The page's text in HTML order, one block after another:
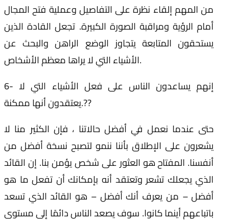
من المهم إلقاء نظرة على التفاصيل وعملية فتح المجال
أمام الرؤية ومراقبة الصورة الكبيرة. تجعل القادة الذين
يستحقون المتابعة يتجاوز الوضع الراهن والبحث عن
الأشياء التي لا يراها معظم الأشخاص.
6- إنهم يساعدون الناس على فعل الأشياء التي لا
يعتقدون أنها ممكنة.?‍?
حتى عندما نعمل في أفضل حالاتنا ، فإن الكثير منا لا
يشعرون على الإطلاق بأننا ننمو لتصبح نسخة أفضل من
أنفسنا. المفتاح هو العثور على شخص يؤمن بنا. إن القائد
الذي يجعلك تشعر وتعتقد أنه بإمكانك أن تفعل ما هو
أفضل – من يعرف أنك أفضل – هو القائد الذي تسعد
باتباعهم أينما كانوا. سوف يصعد الناس دائمًا إلى مستوى